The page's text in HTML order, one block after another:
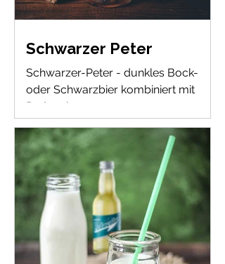
Schwarzer Peter
Schwarzer-Peter - dunkles Bock-
oder Schwarzbier kombiniert mit
Pedacola.